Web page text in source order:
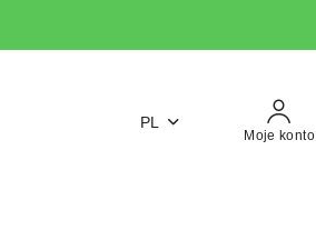
PL
Moje konto